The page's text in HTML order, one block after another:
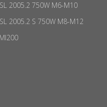
SL 2005.2 750W M6-M10
SL 2005.2 S 750W M8-M12